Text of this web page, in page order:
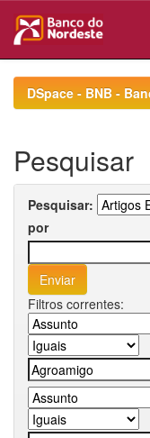
navigationDSpace - BNB -
Pesquisar
Pesquisar:
por
Filtros correntes: